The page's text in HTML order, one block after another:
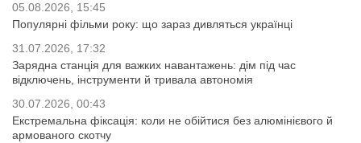
05.08.2026, 15:45
Популярні фільми року: що зараз дивляться українці
31.07.2026, 17:32
Зарядна станція для важких навантажень: дім під час
відключень, інструменти й тривала автономія
30.07.2026, 00:43
Екстремальна фіксація: коли не обійтися без алюмінієвого й
армованого скотчу